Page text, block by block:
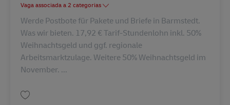
Vaga associada a 2 categorias
Werde Postbote für Pakete und Briefe in Barmstedt.
Was wir bieten. 17,92 € Tarif-Stundenlohn inkl. 50%
Weihnachtsgeld und ggf. regionale
Arbeitsmarktzulage. Weitere 50% Weihnachtsgeld im
November. ...